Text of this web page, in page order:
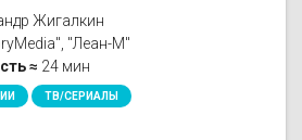
Жигалкин
"Леан-М"
≈ 24 мин
ТВ/СЕРИАЛЫ